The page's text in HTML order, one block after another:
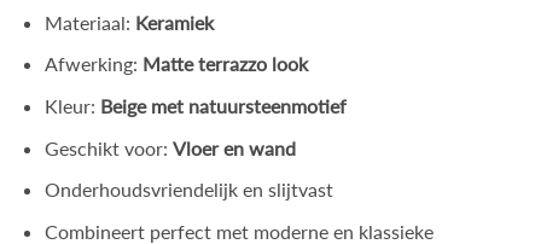
Materiaal: Keramiek
Afwerking: Matte terrazzo look
Kleur: Beige met natuursteenmotief
Geschikt voor: Vloer en wand
Onderhoudsvriendelijk en slijtvast
Combineert perfect met moderne en klassieke